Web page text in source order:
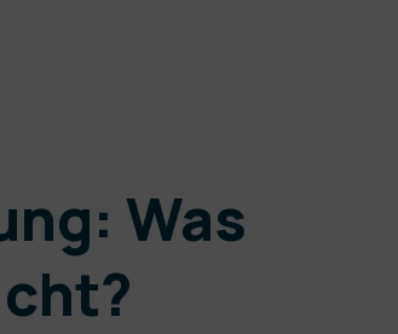
Was